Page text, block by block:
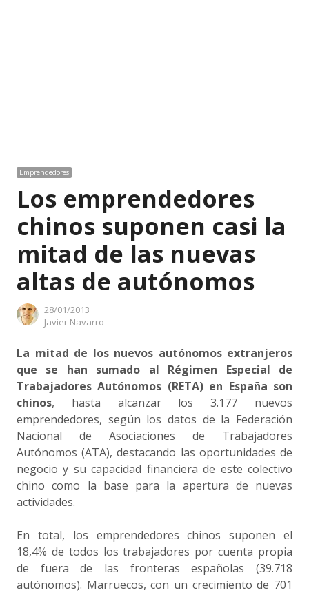
Emprendedores
Los emprendedores
chinos suponen casi la
mitad de las nuevas
altas de autónomos
28/01/2013
Author
Javier Navarro
La mitad de los nuevos autónomos extranjeros
que se han sumado al Régimen Especial de
Trabajadores Autónomos (RETA) en España son
chinos, hasta alcanzar los 3.177 nuevos
emprendedores, según los datos de la Federación
Nacional de Asociaciones de Trabajadores
Autónomos (ATA), destacando las oportunidades de
negocio y su capacidad financiera de este colectivo
chino como la base para la apertura de nuevas
actividades.
En total, los emprendedores chinos suponen el
18,4% de todos los trabajadores por cuenta propia
de fuera de las fronteras españolas (39.718
autónomos). Marruecos, con un crecimiento de 701